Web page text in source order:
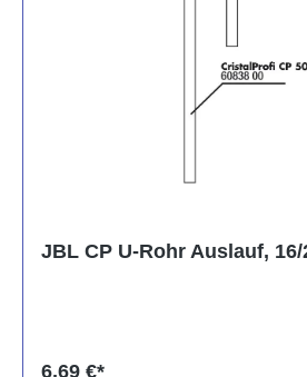
JBL CP U-Rohr Auslauf, 16/
6,69 €*